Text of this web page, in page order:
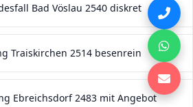
Bad Vöslau 2540 diskret
Traiskirchen 2514 besenrein
Ebreichsdorf 2483 mit Angebot